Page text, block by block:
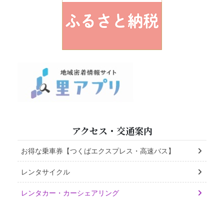
アクセス・交通案内
お得な乗車券【つくばエクスプレス・高速バス】
レンタサイクル
レンタカー・カーシェアリング